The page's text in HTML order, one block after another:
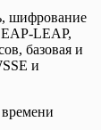
шифрование
LEAP,
базовая и
и